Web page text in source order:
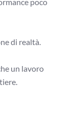
di realtà.
un lavoro